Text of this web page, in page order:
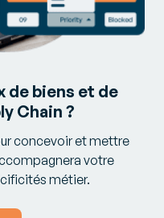
de biens et de
Chain ?
concevoir et mettre
votre
métier.